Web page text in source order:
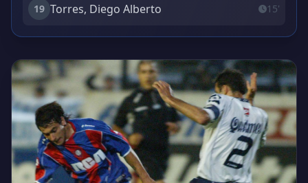
19 Torres, Diego Alberto 15'